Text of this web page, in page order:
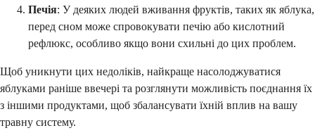
Печія: У деяких людей вживання фруктів, таких як яблука,
перед сном може спровокувати печію або кислотний
рефлюкс, особливо якщо вони схильні до цих проблем.
Щоб уникнути цих недоліків, найкраще насолоджуватися
яблуками раніше ввечері та розглянути можливість поєднання їх
з іншими продуктами, щоб збалансувати їхній вплив на вашу
травну систему.